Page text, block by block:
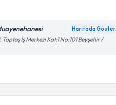
Haritada Göster
İş Merkezi Kat:1 No:101 Beyşehir /